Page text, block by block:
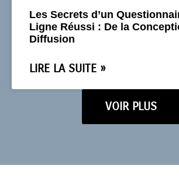
Les Secrets d’un
Ligne Réussi : De la
Diffusion
LIRE LA SUITE »
VOIR PLUS